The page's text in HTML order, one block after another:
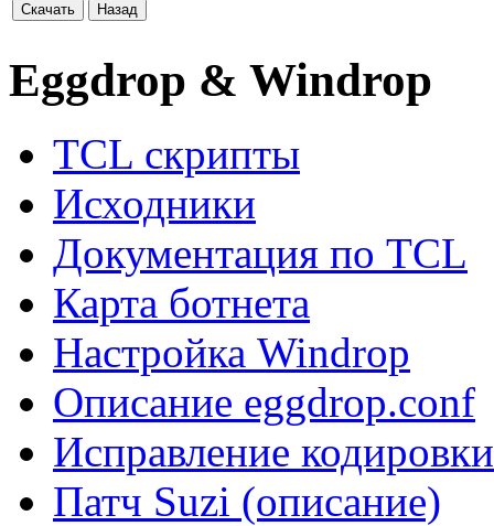
Скачать Назад
Eggdrop & Windrop
TCL скрипты
Исходники
Документация по TCL
Карта ботнета
Настройка Windrop
Описание eggdrop.conf
Исправление кодировки
Патч Suzi (описание)